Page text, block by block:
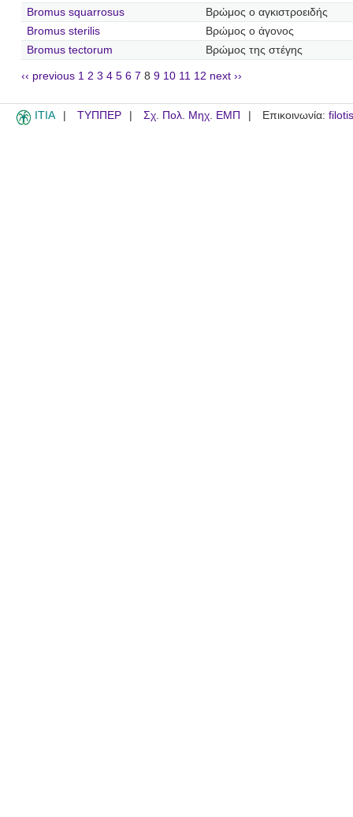
Bromus squarrosus
Βρώμος ο αγκιστροειδής
Bromus sterilis
Βρώμος ο άγονος
Bromus tectorum
Βρώμος της στέγης
‹‹ previous 1 2 3 4 5 6 7 8 9 10 11 12 next ››
ITIA ΤΥΠΠΕΡ Σχ. Πολ. Μηχ. ΕΜΠ Επικοινωνία: